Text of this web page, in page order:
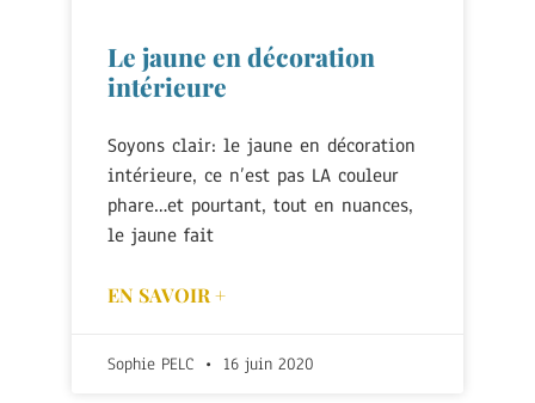
Le jaune en décoration
intérieure
Soyons clair: le jaune en décoration
intérieure, ce n’est pas LA couleur
phare…et pourtant, tout en nuances,
le jaune fait
EN SAVOIR +
Sophie PELC 16 juin 2020